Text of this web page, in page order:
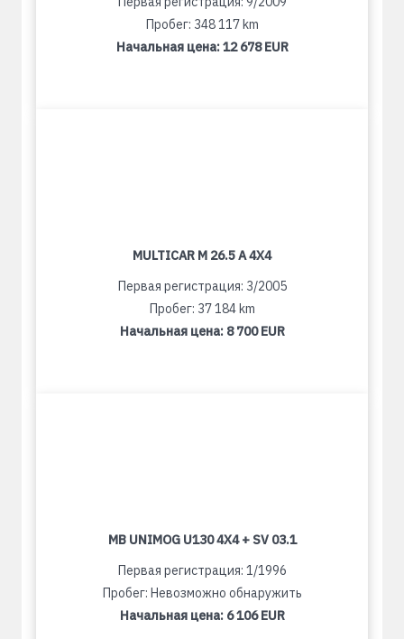
Пробег: 348 117 km
Начальная цена:12 678 EUR
MULTICAR M 26.5 A 4X4
Первая регистрация: 3/2005
Пробег: 37 184 km
Начальная цена: 8 700 EUR
MB UNIMOG U130 4X4 + SV 03.1
Первая регистрация: 1/1996
Пробег: Невозможно обнаружить
Начальная цена: 6 106 EUR